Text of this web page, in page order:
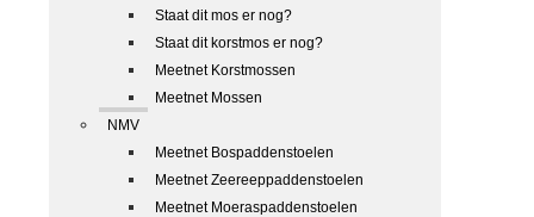
Staat dit mos er nog?
Staat dit korstmos er nog?
Meetnet Korstmossen
Meetnet Mossen
NMV
Meetnet Bospaddenstoelen
Meetnet Zeereeppaddenstoelen
Meetnet Moeraspaddenstoelen